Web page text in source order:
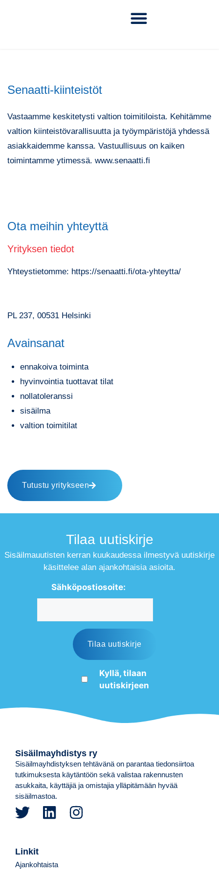
Senaatti-kiinteistöt
Vastaamme keskitetysti valtion toimitiloista. Kehitämme
valtion kiinteistövarallisuutta ja työympäristöjä yhdessä
asiakkaidemme kanssa. Vastuullisuus on kaiken
toimintamme ytimessä. www.senaatti.fi
Ota meihin yhteyttä
Yrityksen tiedot
Yhteystietomme: https://senaatti.fi/ota-yhteytta/
PL 237, 00531 Helsinki
Avainsanat
ennakoiva toiminta
hyvinvointia tuottavat tilat
nollatoleranssi
sisäilma
valtion toimitilat
Tutustu yritykseen
Tilaa uutiskirje
Sisäilmauutisten kerran kuukaudessa ilmestyvä uutiskirje
käsittelee alan ajankohtaisia asioita.
Sähköpostiosoite:
Kyllä, tilaan
uutiskirjeen
Sisäilmayhdistys ry
Sisäilmayhdistyksen tehtävänä on parantaa tiedonsiirtoa
tutkimuksesta käytäntöön sekä valistaa rakennusten
asukkaita, käyttäjiä ja omistajia ylläpitämään hyvää
sisäilmastoa.
Linkit
Ajankohtaista